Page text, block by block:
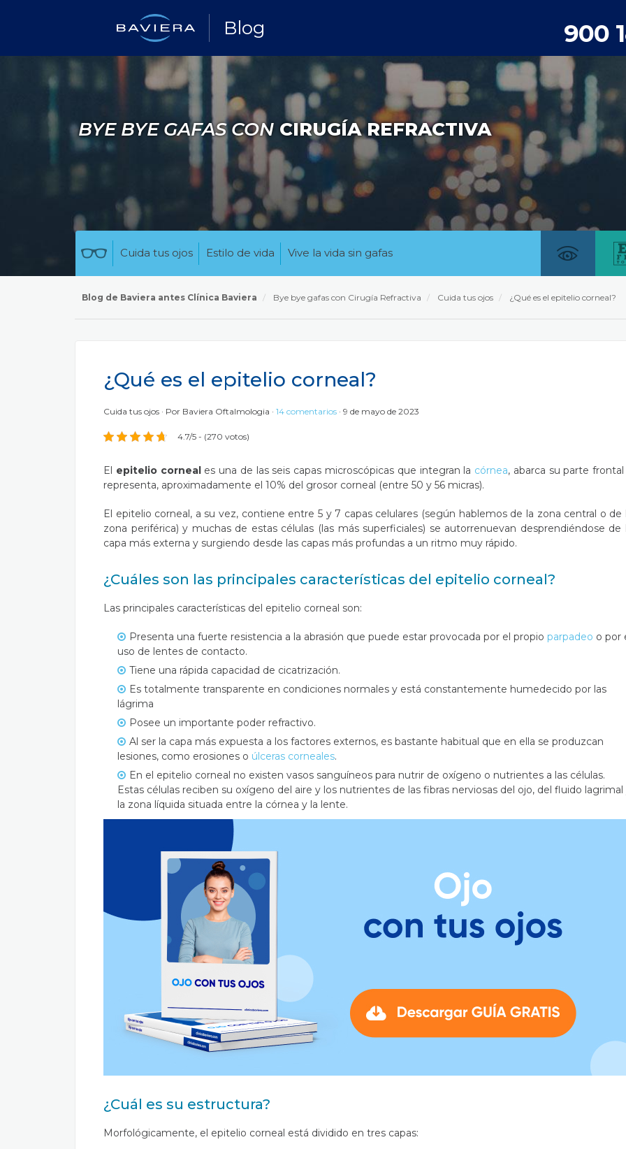
Blog 900
BYE BYE GAFAS CON CIRUGÍA REFRACTIVA
Cuida tus ojos Estilo de vida Vive la vida sin gafas
Blog de Baviera antes Clínica Baviera Bye bye gafas con Cirugía Refractiva Cuida tus ojos ¿Qué es el epitelio corneal?
¿Qué es el epitelio corneal?
Cuida tus ojos Por Baviera Oftalmologia 14 comentarios 9 de mayo de 2023
4.7/5 - (270 votos)
El epitelio corneal es una de las seis capas microscópicas que integran la córnea, abarca su parte
representa, aproximadamente el 10% del grosor corneal (entre 50 y 56 micras).
El epitelio corneal, a su vez, contiene entre 5 y 7 capas celulares (según hablemos de la zona central o de
zona periférica) y muchas de estas células (las más superficiales) se autorrenuevan desprendiéndose de
capa más externa y surgiendo desde las capas más profundas a un ritmo muy rápido.
¿Cuáles son las principales características del epitelio corneal?
Las principales características del epitelio corneal son:
Presenta una fuerte resistencia a la abrasión que puede estar provocada por el propio parpadeo o por
uso de lentes de contacto.
Tiene una rápida capacidad de cicatrización.
Es totalmente transparente en condiciones normales y está constantemente humedecido por las
lágrima
Posee un importante poder refractivo.
Al ser la capa más expuesta a los factores externos, es bastante habitual que en ella se produzcan
lesiones, como erosiones o úlceras corneales.
En el epitelio corneal no existen vasos sanguíneos para nutrir de oxígeno o nutrientes a las células.
Estas células reciben su oxígeno del aire y los nutrientes de las fibras nerviosas del ojo, del fluido lagrimal
la zona líquida situada entre la córnea y la lente.
¿Cuál es su estructura?
Morfológicamente, el epitelio corneal está dividido en tres capas: